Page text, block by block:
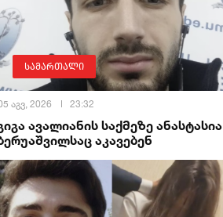
სამართალი
აგვ, 2026 23:32
ავალიანის საქმეზე ანასტასია
აკავებენ